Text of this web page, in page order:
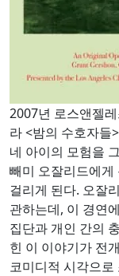
2007년 로스앤젤
라 <밤의 수호자들
네 아이의 모험을
빼미 오잘리드에게
걸리게 된다. 오잘
관하는데, 이 경연
집단과 개인 간의
힌 이 이야기가 전
코미디적 시각으로